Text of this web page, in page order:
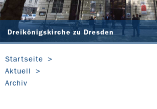
Dreikönigskirche zu Dresden
Startseite
Aktuell
Archiv